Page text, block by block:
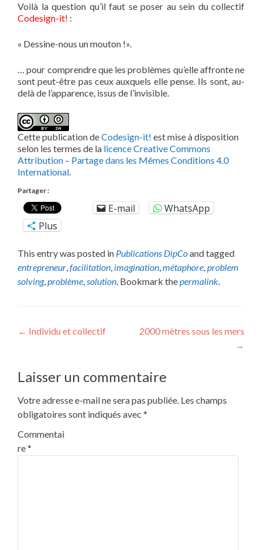
Voilà la question qu’il faut se poser au sein du collectif
Codesign-it! :
« Dessine-nous un mouton !».
… pour comprendre que les problèmes qu’elle affronte ne
sont peut-être pas ceux auxquels elle pense. Ils sont, au-
delà de l’apparence, issus de l’invisible.
Cette publication deCodesign-it! est mise à disposition
selon les termes de la licence Creative Commons
Attribution – Partage dans les Mêmes Conditions 4.0
International.
Partager :
E-mail
WhatsApp
Plus
This entry was posted in Publications DipCoand tagged
entrepreneur,facilitation, imagination,métaphore,problem
solving,problème,solution. Bookmark thepermalink.
Post
← Individu et collectif
2000 mètres sous les mers
→
Laisser un commentaire
Votre adresse e-mail ne sera pas publiée. Les champs
obligatoires sont indiqués avec *
Commentai
re*